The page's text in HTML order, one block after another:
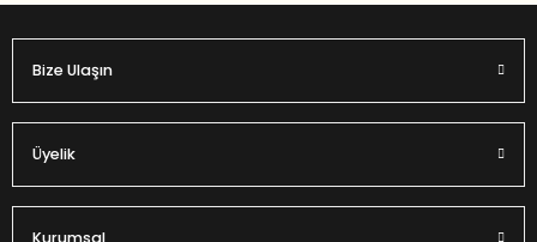
Bize Ulaşın
Üyelik
Kurumsal